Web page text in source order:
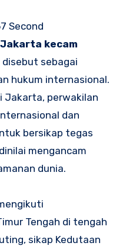
Second
kecam
disebut sebagai
hukum internasional.
Jakarta, perwakilan
dan
bersikap tegas
mengancam
dunia.
Tengah di tengah
sikap Kedutaan